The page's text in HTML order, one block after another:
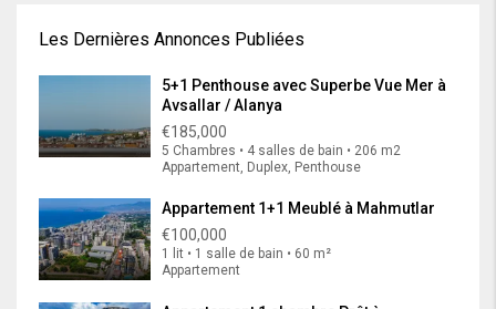
Les Dernières Annonces Publiées
5+1 Penthouse avec Superbe Vue Mer à
Avsallar / Alanya
€185,000
5 Chambres • 4 salles de bain • 206 m2
Appartement, Duplex, Penthouse
Appartement 1+1 Meublé à Mahmutlar
€100,000
1 lit • 1 salle de bain • 60 m²
Appartement